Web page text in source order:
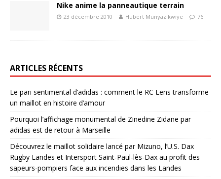
Nike anime la panneautique terrain
23 décembre 2010 Hubert Munyazikwiye 76
ARTICLES RÉCENTS
Le pari sentimental d’adidas : comment le RC Lens transforme
un maillot en histoire d’amour
Pourquoi l’affichage monumental de Zinedine Zidane par
adidas est de retour à Marseille
Découvrez le maillot solidaire lancé par Mizuno, l’U.S. Dax
Rugby Landes et Intersport Saint-Paul-lès-Dax au profit des
sapeurs-pompiers face aux incendies dans les Landes